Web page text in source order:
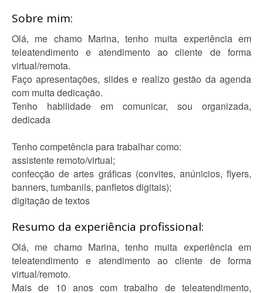
Sobre mim:
Olá, me chamo Marina, tenho muita experiência em
teleatendimento e atendimento ao cliente de forma
virtual/remota.
Faço apresentações, slides e realizo gestão da agenda
com muita dedicação.
Tenho habilidade em comunicar, sou organizada,
dedicada
Tenho competência para trabalhar como:
assistente remoto/virtual;
confecção de artes gráficas (convites, anúnicios, flyers,
banners, tumbanils, panfletos digitais);
digitação de textos
Resumo da experiência profissional:
Olá, me chamo Marina, tenho muita experiência em
teleatendimento e atendimento ao cliente de forma
virtual/remoto.
Mais de 10 anos com trabalho de teleatendimento,